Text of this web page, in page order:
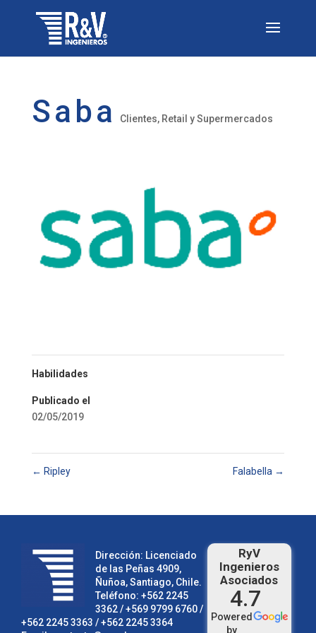
Saba Clientes, Retail y Supermercados
Habilidades
Publicado el
02/05/2019
← Ripley Falabella →
Dirección: Licenciado
de las Peñas 4909,
Ñuñoa, Santiago, Chile.
Teléfono: +562 2245
3362/ +569 9799 6760 /
+562 2245 3363 /+562 2245 3364
RyV
Ingenieros
Asociados
4.7
Powered
by